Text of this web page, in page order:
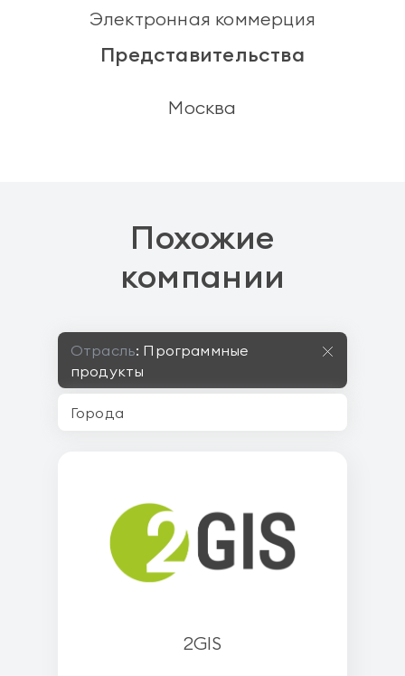
Электронная коммерция
Представительства
Москва
Похожие
компании
Отрасль: Программные
продукты
2GIS